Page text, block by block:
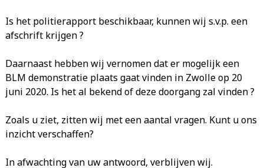
Is het politierapport beschikbaar, kunnen wij s.v.p. een
afschrift krijgen ?
Daarnaast hebben wij vernomen dat er mogelijk een
BLM demonstratie plaats gaat vinden in Zwolle op 20
juni 2020. Is het al bekend of deze doorgang zal vinden ?
Zoals u ziet, zitten wij met een aantal vragen. Kunt u ons
inzicht verschaffen?
In afwachting van uw antwoord, verblijven wij.